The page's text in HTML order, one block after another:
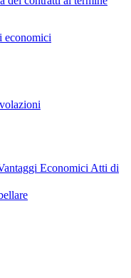
economici
Economici Atti di